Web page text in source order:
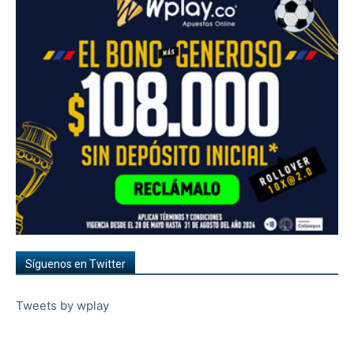
Síguenos en Twitter
Tweets by wplay